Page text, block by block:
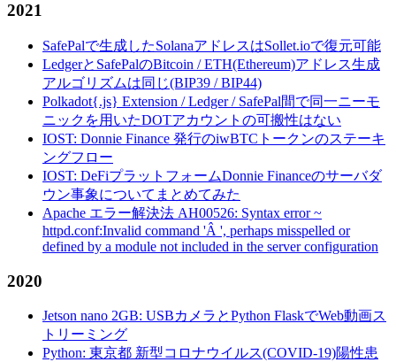
2021
SafePalで生成したSolanaアドレスはSollet.ioで復元可能
LedgerとSafePalのBitcoin / ETH(Ethereum)アドレス生成
アルゴリズムは同じ(BIP39 / BIP44)
Polkadot{.js} Extension / Ledger / SafePal間で同一ニーモ
ニックを用いたDOTアカウントの可搬性はない
IOST: Donnie Finance 発行のiwBTCトークンのステーキ
ングフロー
IOST: DeFiプラットフォームDonnie Financeのサーバダ
ウン事象についてまとめてみた
Apache エラー解決法 AH00526: Syntax error ~
httpd.conf:Invalid command 'Â ', perhaps misspelled or
defined by a module not included in the server configuration
2020
Jetson nano 2GB: USBカメラとPython FlaskでWeb動画ス
トリーミング
Python: 東京都 新型コロナウイルス(COVID-19)陽性患